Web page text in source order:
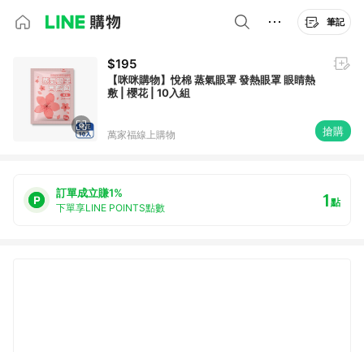
筆記
$195
【咪咪購物】悅棉 蒸氣眼罩 發熱眼罩 眼睛熱
敷 | 櫻花 | 10入組
萬家福線上購物 搶購
訂單成立賺1%
下單享LINE POINTS點數 1點